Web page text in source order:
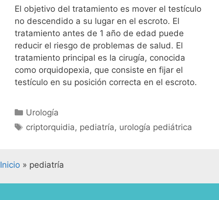
El objetivo del tratamiento es mover el testículo
no descendido a su lugar en el escroto. El
tratamiento antes de 1 año de edad puede
reducir el riesgo de problemas de salud. El
tratamiento principal es la cirugía, conocida
como orquidopexia, que consiste en fijar el
testículo en su posición correcta en el escroto.
Urología
criptorquidia, pediatría, urología pediátrica
Inicio » pediatría